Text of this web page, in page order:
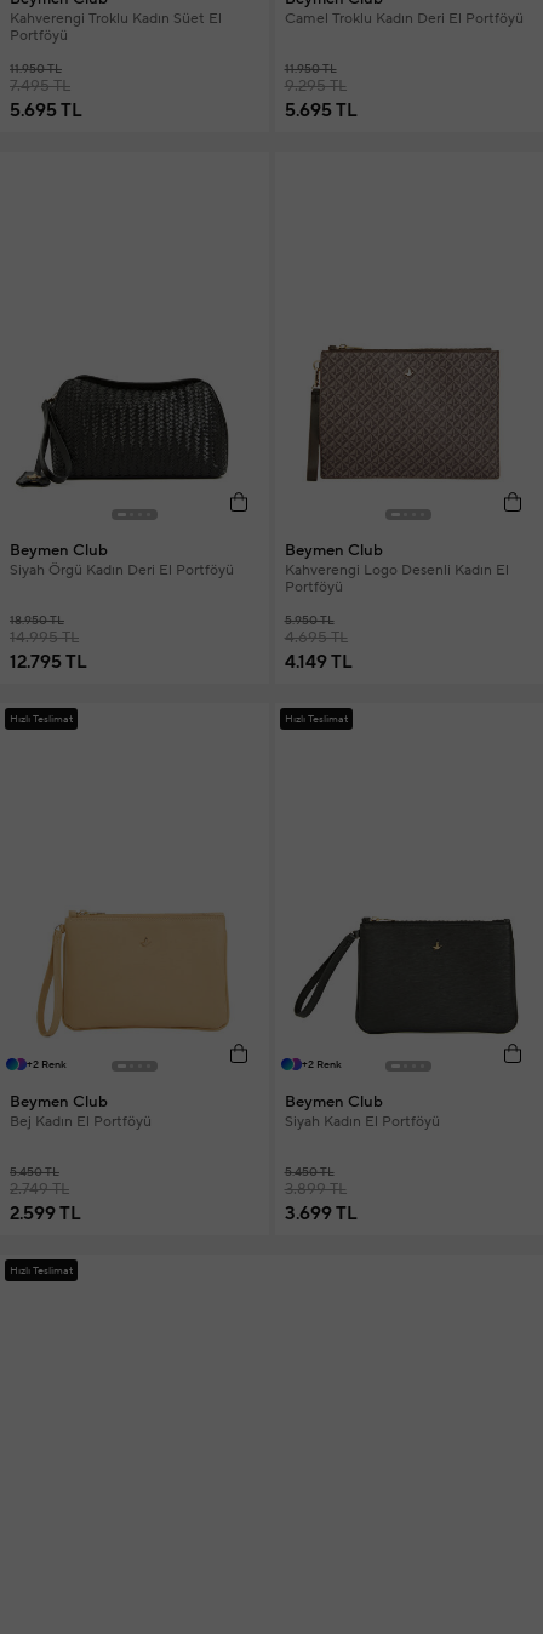
Kahverengi Troklu Kadın Süet El
Portföyü
11.950 TL
7.495 TL
5.695 TL
Camel Troklu Kadın Deri El Portföyü
11.950 TL
9.295 TL
5.695 TL
Beymen Club
Siyah Örgü Kadın Deri El Portföyü
18.950 TL
14.995 TL
12.795 TL
Beymen Club
Kahverengi Logo Desenli Kadın El
Portföyü
5.950 TL
4.695 TL
4.149 TL
Hızlı Teslimat
+2 Renk
Beymen Club
Bej Kadın El Portföyü
5.450 TL
2.749 TL
2.599 TL
Hızlı Teslimat
+2 Renk
Beymen Club
Siyah Kadın El Portföyü
5.450 TL
3.899 TL
3.699 TL
Hızlı Teslimat